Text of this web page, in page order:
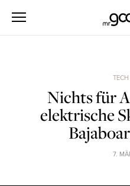
Nichts für
elektrische
7.